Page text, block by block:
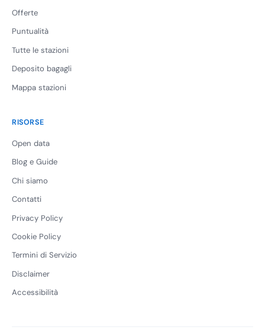
Offerte
Puntualità
Tutte le stazioni
Deposito bagagli
Mappa stazioni
RISORSE
Open data
Blog e Guide
Chi siamo
Contatti
Privacy Policy
Cookie Policy
Termini di Servizio
Disclaimer
Accessibilità